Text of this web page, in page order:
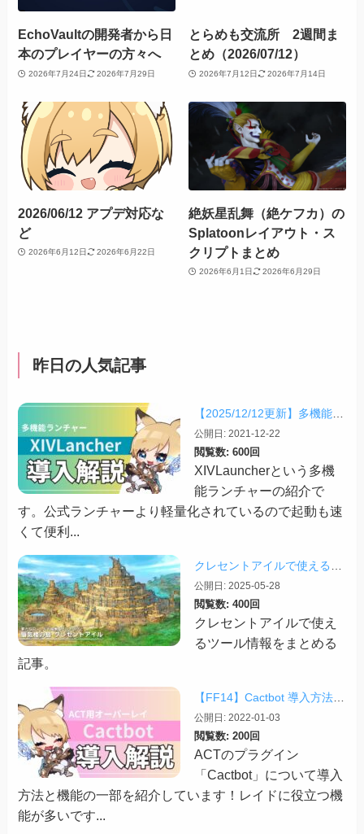
EchoVaultの開発者から日
本のプレイヤーの方々へ
2026年7月24日 2026年7月29日
とらめも交流所 2週間ま
とめ（2026/07/12）
2026年7月12日 2026年7月14日
2026/06/12 アプデ対応な
ど
2026年6月12日 2026年6月22日
絶妖星乱舞（絶ケフカ）の
Splatoonレイアウト・ス
クリプトまとめ
2026年6月1日 2026年6月29日
昨日の人気記事
【2025/12/12更新】多機能ランチャー「XIVLauncher」の導入方法・使い方について
公開日: 2021-12-22
閲覧数: 600回
XIVLauncherという多機
能ランチャーの紹介で
す。公式ランチャーより軽量化されているので起動も速
くて便利...
クレセントアイルで使えるツール情報まとめ【2026/07/30更新】
公開日: 2025-05-28
閲覧数: 400回
クレセントアイルで使え
るツール情報をまとめる
記事。
【FF14】Cactbot 導入方法と機能の紹介【2026/03更新】
公開日: 2022-01-03
閲覧数: 200回
ACTのプラグイン
「Cactbot」について導入
方法と機能の一部を紹介しています！レイドに役立つ機
能が多いです...